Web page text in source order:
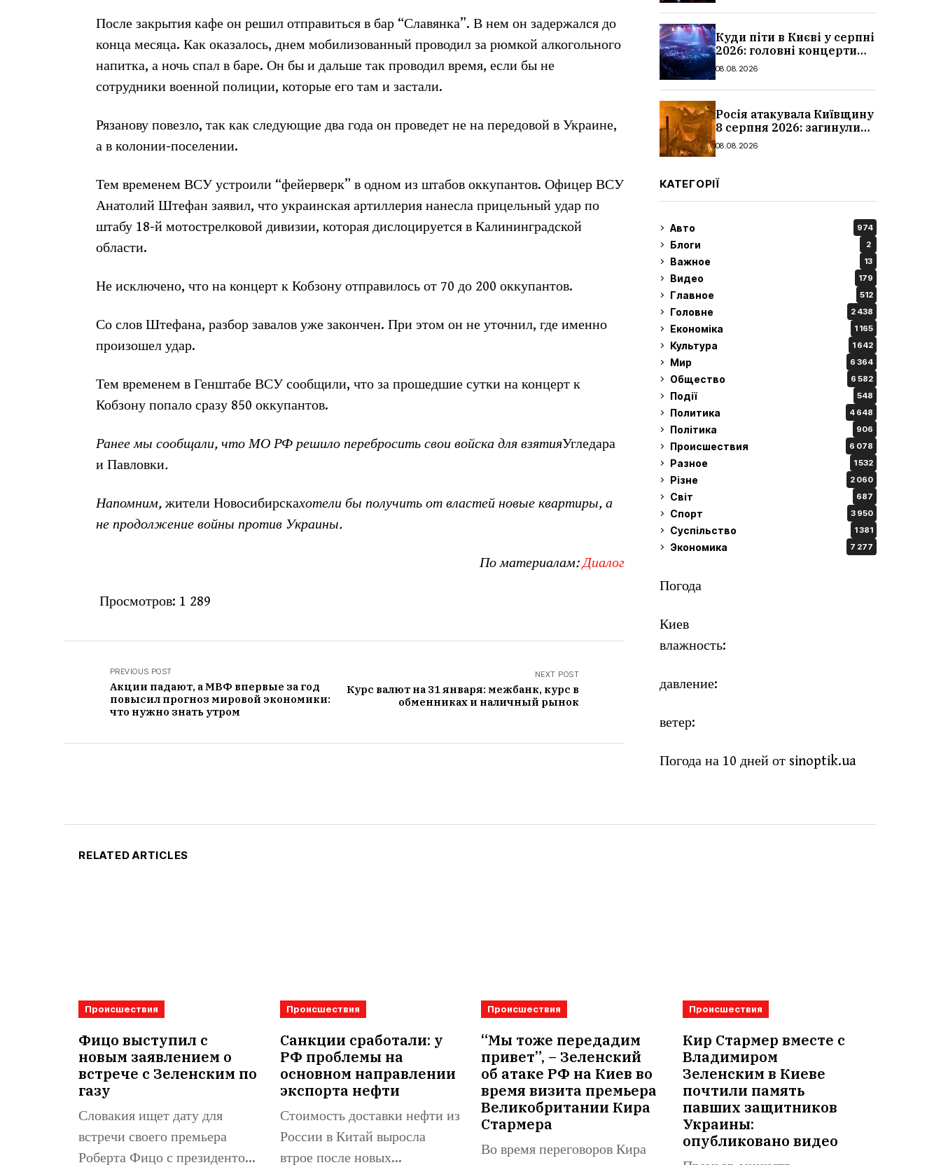
После закрытия кафе он решил отправиться в бар “Славянка”. В нем он задержался до
конца месяца. Как оказалось, днем мобилизованный проводил за рюмкой алкогольного
напитка, а ночь спал в баре. Он бы и дальше так проводил время, если бы не
сотрудники военной полиции, которые его там и застали.
Рязанову повезло, так как следующие два года он проведет не на передовой в Украине,
а в колонии-поселении.
Тем временем ВСУ устроили “фейерверк” в одном из штабов оккупантов. Офицер ВСУ
Анатолий Штефан заявил, что украинская артиллерия нанесла прицельный удар по
штабу 18-й мотострелковой дивизии, которая дислоцируется в Калининградской
области.
Не исключено, что на концерт к Кобзону отправилось от 70 до 200 оккупантов.
Со слов Штефана, разбор завалов уже закончен. При этом он не уточнил, где именно
произошел удар.
Тем временем в Генштабе ВСУ сообщили, что за прошедшие сутки на концерт к
Кобзону попало сразу 850 оккупантов.
Ранее мы сообщали, что МО РФ решило перебросить свои войска для взятияУгледара
и Павловки.
Напомним, жители Новосибирскахотели бы получить от властей новые квартиры, а
не продолжение войны против Украины.
По материалам:Диалог
Просмотров: 1 289
PREVIOUS POST
Акции падают, а МВФ впервые за год
повысил прогноз мировой экономики:
что нужно знать утром
NEXT POST
Курс валют на 31 января: межбанк, курс в
обменниках и наличный рынок
Куди піти в Києві у серпні
2026: головні концерти
місяця, дати, артисти та
08.08.2026
Росія атакувала Київщину
8 серпня 2026: загинули
троє людей, серед них
08.08.2026
КАТЕГОРІЇ
Авто 974
Блоги 2
Важное 13
Видео 179
Главное 512
Головне 2 438
Економіка 1 165
Культура 1 642
Мир 6 364
Общество 6 582
Події 548
Политика 4 648
Політика 906
Происшествия 6 078
Разное 1 532
Різне 2 060
Світ 687
Спорт 3 950
Суспільство 1 381
Экономика 7 277
Погода
Киев
влажность:
давление:
ветер:
Погода на 10 дней от sinoptik.ua
RELATED ARTICLES
Происшествия
Фицо выступил с
новым заявлением о
встрече с Зеленским по
газу
Словакия ищет дату для
встречи своего премьера
Роберта Фицо с президентом
Происшествия
Санкции сработали: у
РФ проблемы на
основном направлении
экспорта нефти
Стоимость доставки нефти из
России в Китай выросла
втрое после новых
Происшествия
“Мы тоже передадим
привет”, – Зеленский
об атаке РФ на Киев во
время визита премьера
Великобритании Кира
Стармера
Во время переговоров Кира
Происшествия
Кир Стармер вместе с
Владимиром
Зеленским в Киеве
почтили память
павших защитников
Украины:
опубликовано видео